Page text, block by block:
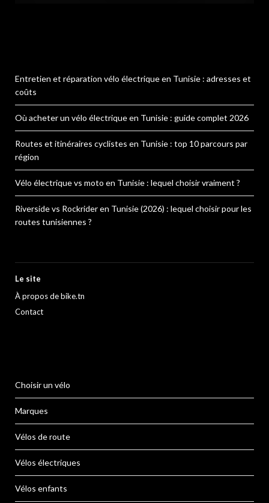
Entretien et réparation vélo électrique en Tunisie : adresses et
coûts
Où acheter un vélo électrique en Tunisie : guide complet 2026
Routes et itinéraires cyclistes en Tunisie : top 10 parcours par
région
Vélo électrique vs moto en Tunisie : lequel choisir vraiment ?
Riverside vs Rockrider en Tunisie (2026) : lequel choisir pour les
routes tunisiennes ?
Le site
À propos de bike.tn
Contact
Choisir un vélo
Marques
Vélos de route
Vélos électriques
Vélos enfants